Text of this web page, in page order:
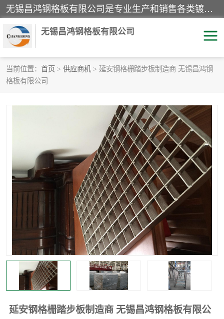
无锡昌鸿钢格板有限公司是专业生产和销售各类镀锌钢格板、镀锌钢格栅、不锈钢钢格及其相关产品的现代化企业。公司产品广泛运用于石油、化工、港口、电力、运输、造纸、医药、钢铁、食品、市政、房地产、制造业等各个领域。
无锡昌鸿钢格板有限公司
当前位置： 首页 > 供应商机 > 延安钢格栅踏步板制造商 无锡昌鸿钢
格板有限公司
延安钢格栅踏步板制造商 无锡昌鸿钢格板有限公
镀锌钢格板
水沟盖板
钢格栅
齿形钢格板 钢格板
热镀锌钢格板 复合钢格板
钢格栅踏步板 插接钢格板
整流格栅